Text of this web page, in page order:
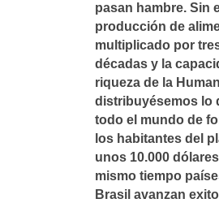
pasan hambre. Sin
producción de
multiplicado por
décadas y la
riqueza de la
distribuyésemos lo
todo el mundo de
los habitantes del
unos 10.000
mismo tiempo
Brasil avanzan